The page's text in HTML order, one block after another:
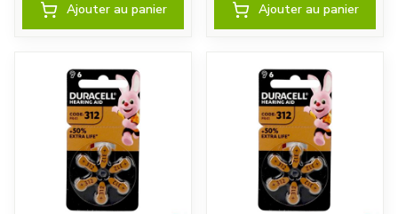
Ajouter au panier Ajouter au panier